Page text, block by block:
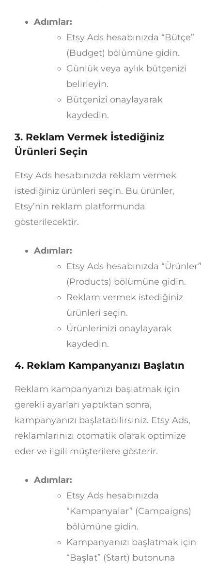
Adımlar:
Etsy Ads hesabınızda “Bütçe”
(Budget) bölümüne gidin.
Günlük veya aylık bütçenizi
belirleyin.
Bütçenizi onaylayarak
kaydedin.
3. Reklam Vermek İstediğiniz
Ürünleri Seçin
Etsy Ads hesabınızda reklam vermek
istediğiniz ürünleri seçin. Bu ürünler,
Etsy’nin reklam platformunda
gösterilecektir.
Adımlar:
Etsy Ads hesabınızda “Ürünler”
(Products) bölümüne gidin.
Reklam vermek istediğiniz
ürünleri seçin.
Ürünlerinizi onaylayarak
kaydedin.
4. Reklam Kampanyanızı Başlatın
Reklam kampanyanızı başlatmak için
gerekli ayarları yaptıktan sonra,
kampanyanızı başlatabilirsiniz. Etsy Ads,
reklamlarınızı otomatik olarak optimize
eder ve ilgili müşterilere gösterir.
Adımlar:
Etsy Ads hesabınızda
“Kampanyalar” (Campaigns)
bölümüne gidin.
Kampanyanızı başlatmak için
“Başlat” (Start) butonuna